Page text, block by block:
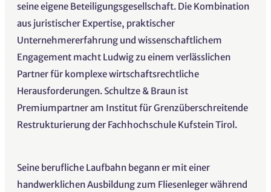
seine eigene Beteiligungsgesellschaft. Die Kombination
aus juristischer Expertise, praktischer
Unternehmererfahrung und wissenschaftlichem
Engagement macht Ludwig zu einem verlässlichen
Partner für komplexe wirtschaftsrechtliche
Herausforderungen. Schultze & Braun ist
Premiumpartner am Institut für Grenzüberschreitende
Restrukturierung der Fachhochschule Kufstein Tirol.
Seine berufliche Laufbahn begann er mit einer
handwerklichen Ausbildung zum Fliesenleger während